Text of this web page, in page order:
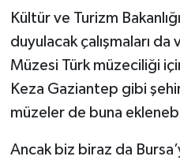
Kültür ve Turizm
duyulacak çalışmaları da
Müzesi Türk müzeciliği
Keza Gaziantep gibi
müzeler de buna
Ancak biz biraz da